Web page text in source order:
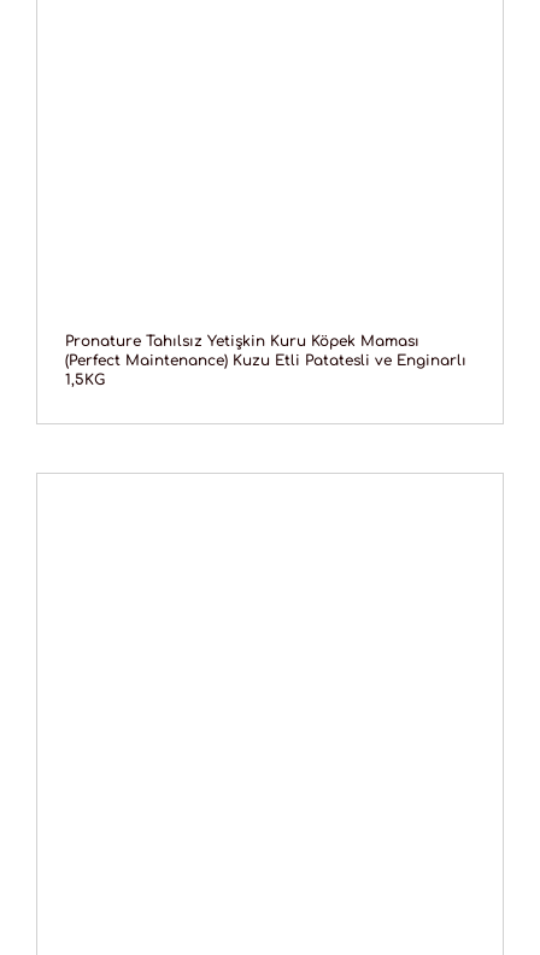
Pronature Tahılsız Yetişkin Kuru Köpek Maması
(Perfect Maintenance) Kuzu Etli Patatesli ve Enginarlı
1,5KG